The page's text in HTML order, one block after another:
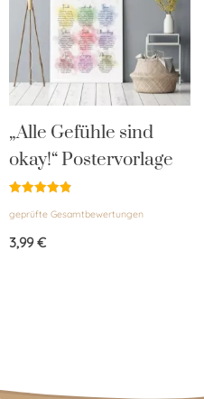
„Alle Gefühle sind
okay!“ Postervorlage
mit
von 5
geprüfte Gesamtbewertungen
3,99€